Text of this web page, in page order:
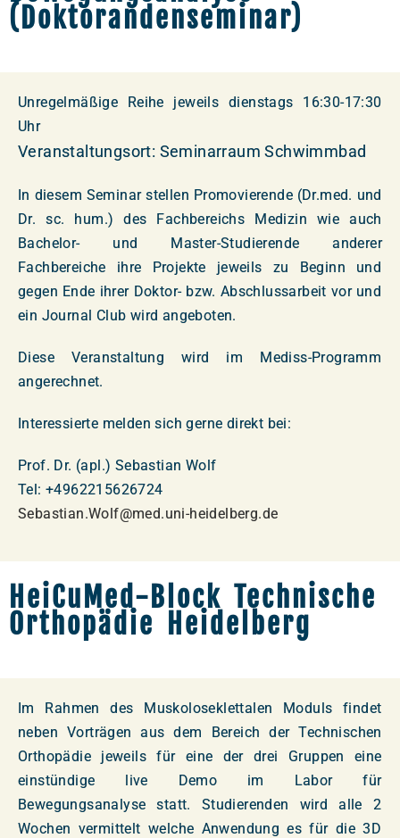
(Doktorandenseminar)
Unregelmäßige Reihe jeweils dienstags 16:30-17:30
Uhr
Veranstaltungsort: Seminarraum Schwimmbad
In diesem Seminar stellen Promovierende (Dr.med. und
Dr. sc. hum.) des Fachbereichs Medizin wie auch
Bachelor- und Master-Studierende anderer
Fachbereiche ihre Projekte jeweils zu Beginn und
gegen Ende ihrer Doktor- bzw. Abschlussarbeit vor und
ein Journal Club wird angeboten.
Diese Veranstaltung wird im Mediss-Programm
angerechnet.
Interessierte melden sich gerne direkt bei:
Prof. Dr. (apl.) Sebastian Wolf
Tel: +4962215626724
Sebastian.Wolf@med.uni-heidelberg.de
HeiCuMed-Block Technische
Orthopädie Heidelberg
Im Rahmen des Muskoloseklettalen Moduls findet
neben Vorträgen aus dem Bereich der Technischen
Orthopädie jeweils für eine der drei Gruppen eine
einstündige live Demo im Labor für
Bewegungsanalyse statt. Studierenden wird alle 2
Wochen vermittelt welche Anwendung es für die 3D